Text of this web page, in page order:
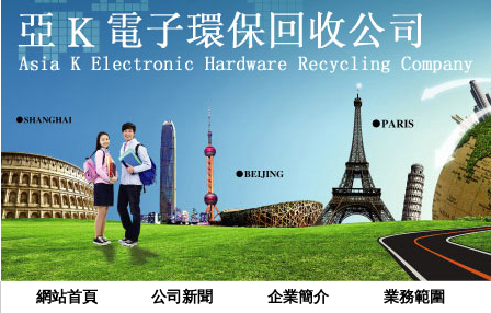
網站首頁 公司新聞 企業簡介 業務範圍